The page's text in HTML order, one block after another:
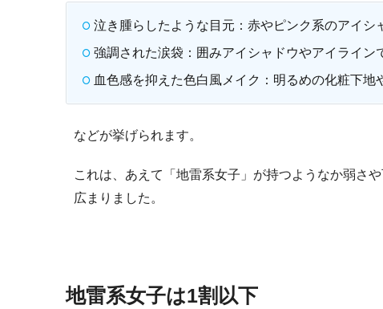
泣き腫らしたような目元：赤やピンク系のアイ
強調された涙袋：囲みアイシャドウやアイライ
血色感を抑えた色白風メイク：明るめの化粧下
などが挙げられます。
これは、あえて「地雷系女子」が持つようなか弱さ
広まりました。
地雷系女子は1割以下